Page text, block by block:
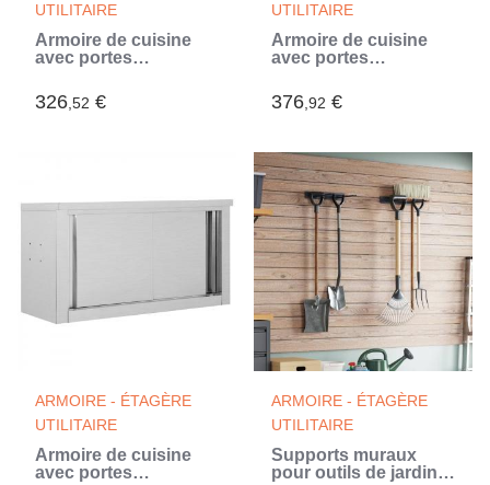
UTILITAIRE
Armoire de cuisine
avec portes
120x40x50 cm Inox
(Gris)
326,52 €
UTILITAIRE
Armoire de cuisine
avec portes
150x40x50 cm Inox
(Gris)
376,92 €
ARMOIRE - ÉTAGÈRE
UTILITAIRE
Armoire de cuisine
avec portes
ARMOIRE - ÉTAGÈRE
UTILITAIRE
Supports muraux
pour outils de jardin 2